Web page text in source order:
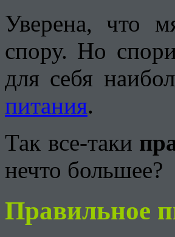
Уверена, что
спору. Но
для себя
питания.
Так все-таки
нечто большее?
Правильное